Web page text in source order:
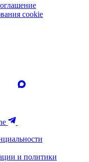
cookie
и политики